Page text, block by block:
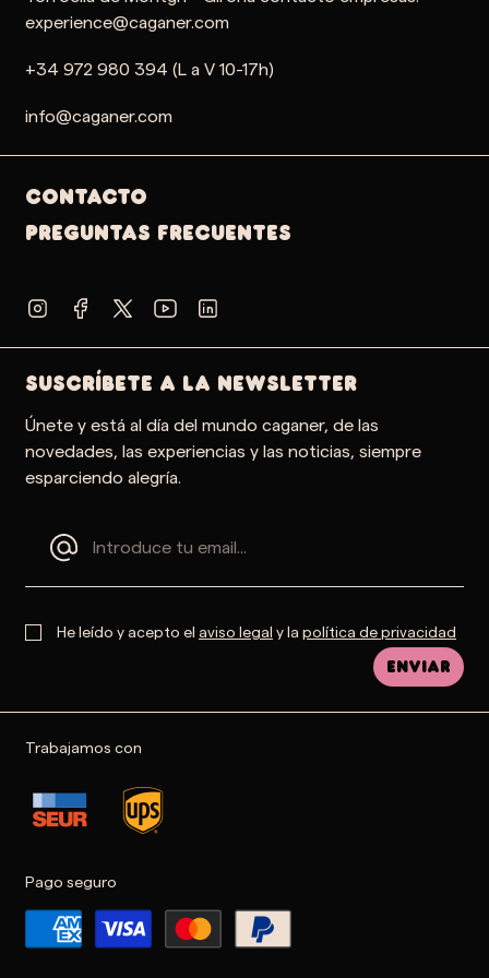
experience@caganer.com
+34 972 980 394 (L a V 10-17h)
info@caganer.com
Contacto
PREGUNTAS FRECUENTES
SUSCRÍBETE A LA NEWSLETTER
Únete y está al día del mundo caganer, de las
novedades, las experiencias y las noticias, siempre
esparciendo alegría.
He leído y acepto el aviso legal y la política de privacidad
Enviar
Trabajamos con
Pago seguro